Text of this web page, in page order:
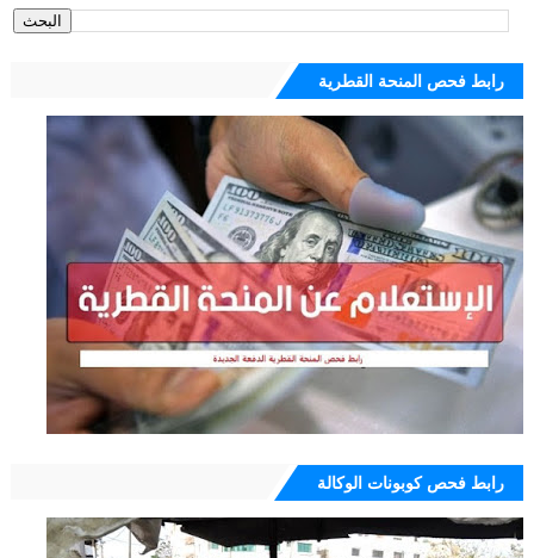
رابط فحص المنحة القطرية
رابط فحص كوبونات الوكالة